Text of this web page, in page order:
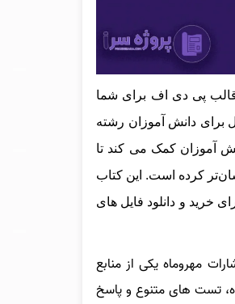
پی دی اف برای شما
برای دانش‌ آموزان رشته
آموزان کمک می‌ کند تا
کرده است. این کتاب
خرید و دانلود فایل های
مهروماه یکی از منابع
تست‌ های متنوع و پاسخ‌